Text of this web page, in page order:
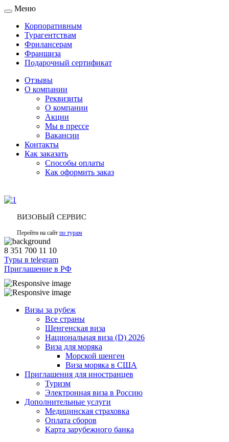
Toggle
navigation
Меню
Корпоративным
Турагентствам
Фрилансерам
Франшиза
Подарочный сертификат
Отзывы
О компании
Реквизиты
О компании
Акции
Мы в прессе
Вакансии
Контакты
Как заказать
Способы оплаты
Как оформить заказ
ВИЗОВЫЙ СЕРВИС
Перейти на сайт по турам
8 351 700 11 10
Туры в telegram
Приглашение в РФ
Визы за рубеж
Все страны
Шенгенская виза
Национальная виза (D) 2026
Виза для моряка
Морской шенген
Виза моряка в США
Приглашения для иностранцев
Туризм
Электронная виза в Россию
Дополнительные услуги
Медицинская страховка
Оплата сборов
Карта зарубежного банка